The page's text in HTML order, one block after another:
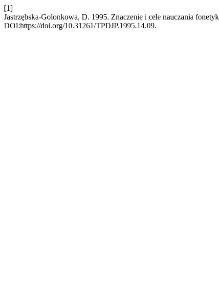
[1]
Jastrzębska-Golonkowa, D. 1995. Znaczenie i cele nauczania
DOI:https://doi.org/10.31261/TPDJP.1995.14.09.